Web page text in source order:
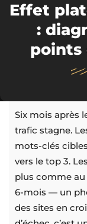
Effet
:
points
Six mois après
trafic stagne.
mots-clés
vers le top 3.
plus comme au
6-mois — un
des sites en